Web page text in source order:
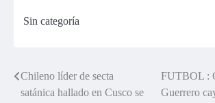
“ridiculiza” a
Sin categoría
Navegación
Chileno líder de secta
satánica hallado en Cusco se
FUTBOL :
Guerrero